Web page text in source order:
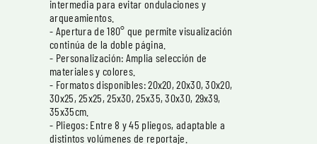
intermedia para evitar ondulaciones y
arqueamientos.
- Apertura de 180° que permite visualización
continúa de la doble página.
- Personalización: Amplia selección de
materiales y colores.
- Formatos disponibles: 20x20, 20x30, 30x20,
30x25, 25x25, 25x30, 25x35, 30x30, 29x39,
35x35cm.
- Pliegos: Entre 8 y 45 pliegos, adaptable a
distintos volúmenes de reportaje.